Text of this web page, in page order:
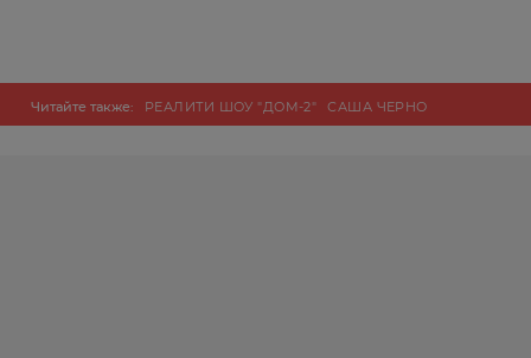
Читайте также: РЕАЛИТИ ШОУ "ДОМ-2" САША ЧЕРНО